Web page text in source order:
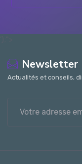
Newsletter
Actualités et conseils,